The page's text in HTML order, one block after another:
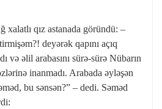
xalatlı qız astanada göründü: –
deyərək qapını açıq
və əlil arabasını sürə-sürə Nübarın
inanmadı. Arabada əyləşən
bu sənsən?” – dedi. Səməd